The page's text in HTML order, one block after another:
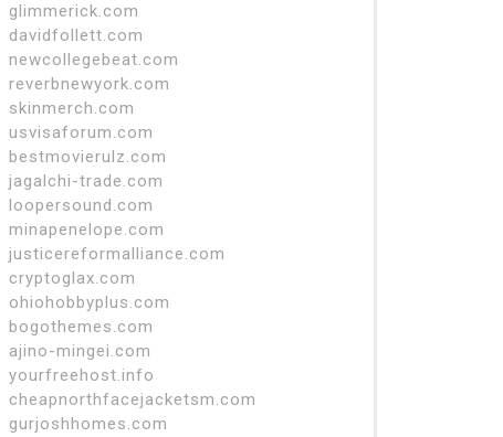
glimmerick.com
davidfollett.com
newcollegebeat.com
reverbnewyork.com
skinmerch.com
usvisaforum.com
bestmovierulz.com
jagalchi-trade.com
loopersound.com
minapenelope.com
justicereformalliance.com
cryptoglax.com
ohiohobbyplus.com
bogothemes.com
ajino-mingei.com
yourfreehost.info
cheapnorthfacejacketsm.com
gurjoshhomes.com